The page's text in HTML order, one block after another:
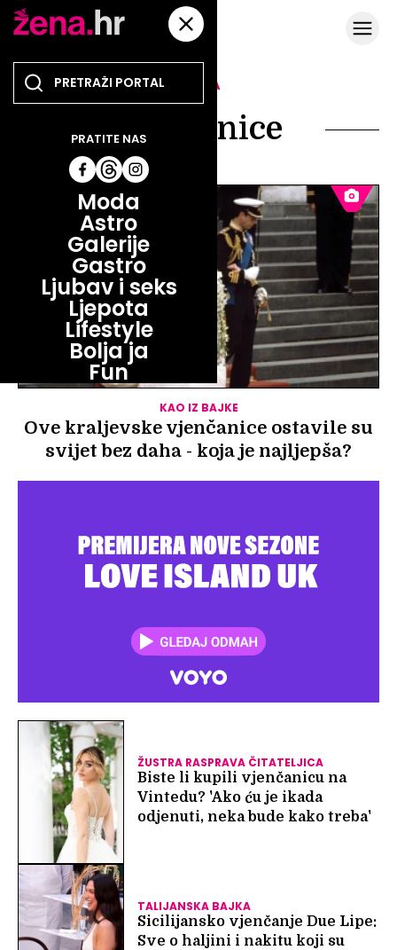
Moda
Astro
Galerije
Gastro
Ljubav i seks
Ljepota
Lifestyle
Bolja ja
Fun
PRATITE NAS
TEMA
vjenčanice
KAO IZ BAJKE
Ove kraljevske vjenčanice ostavile su
svijet bez daha - koja je najljepša?
ŽUSTRA RASPRAVA ČITATELJICA
Biste li kupili vjenčanicu na
Vintedu? 'Ako ću je ikada
odjenuti, neka bude kako treba'
TALIJANSKA BAJKA
Sicilijansko vjenčanje Due Lipe:
Sve o haljini i nakitu koji su